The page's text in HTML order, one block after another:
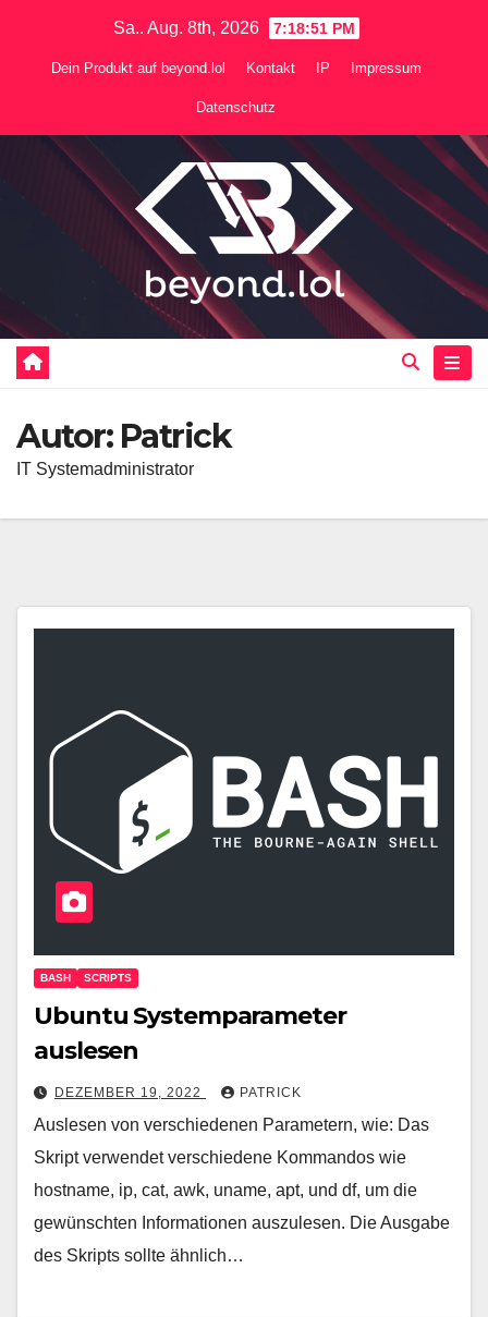
Sa.. Aug. 8th, 2026 7:18:52 PM
Dein Produkt auf beyond.lol Kontakt IP Impressum
Datenschutz
Autor: Patrick
IT Systemadministrator
BASH SCRIPTS
Ubuntu Systemparameter
auslesen
DEZEMBER 19, 2022 PATRICK
Auslesen von verschiedenen Parametern, wie: Das
Skript verwendet verschiedene Kommandos wie
hostname, ip, cat, awk, uname, apt, und df, um die
gewünschten Informationen auszulesen. Die Ausgabe
des Skripts sollte ähnlich…